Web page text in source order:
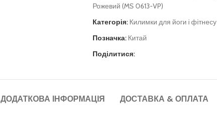
Рожевий (MS 0613-VP)
Категорія: Килимки для йоги і фітнесу
Позначка: Китай
Поділитися:
ДОДАТКОВА ІНФОРМАЦІЯ ДОСТАВКА & ОПЛАТА